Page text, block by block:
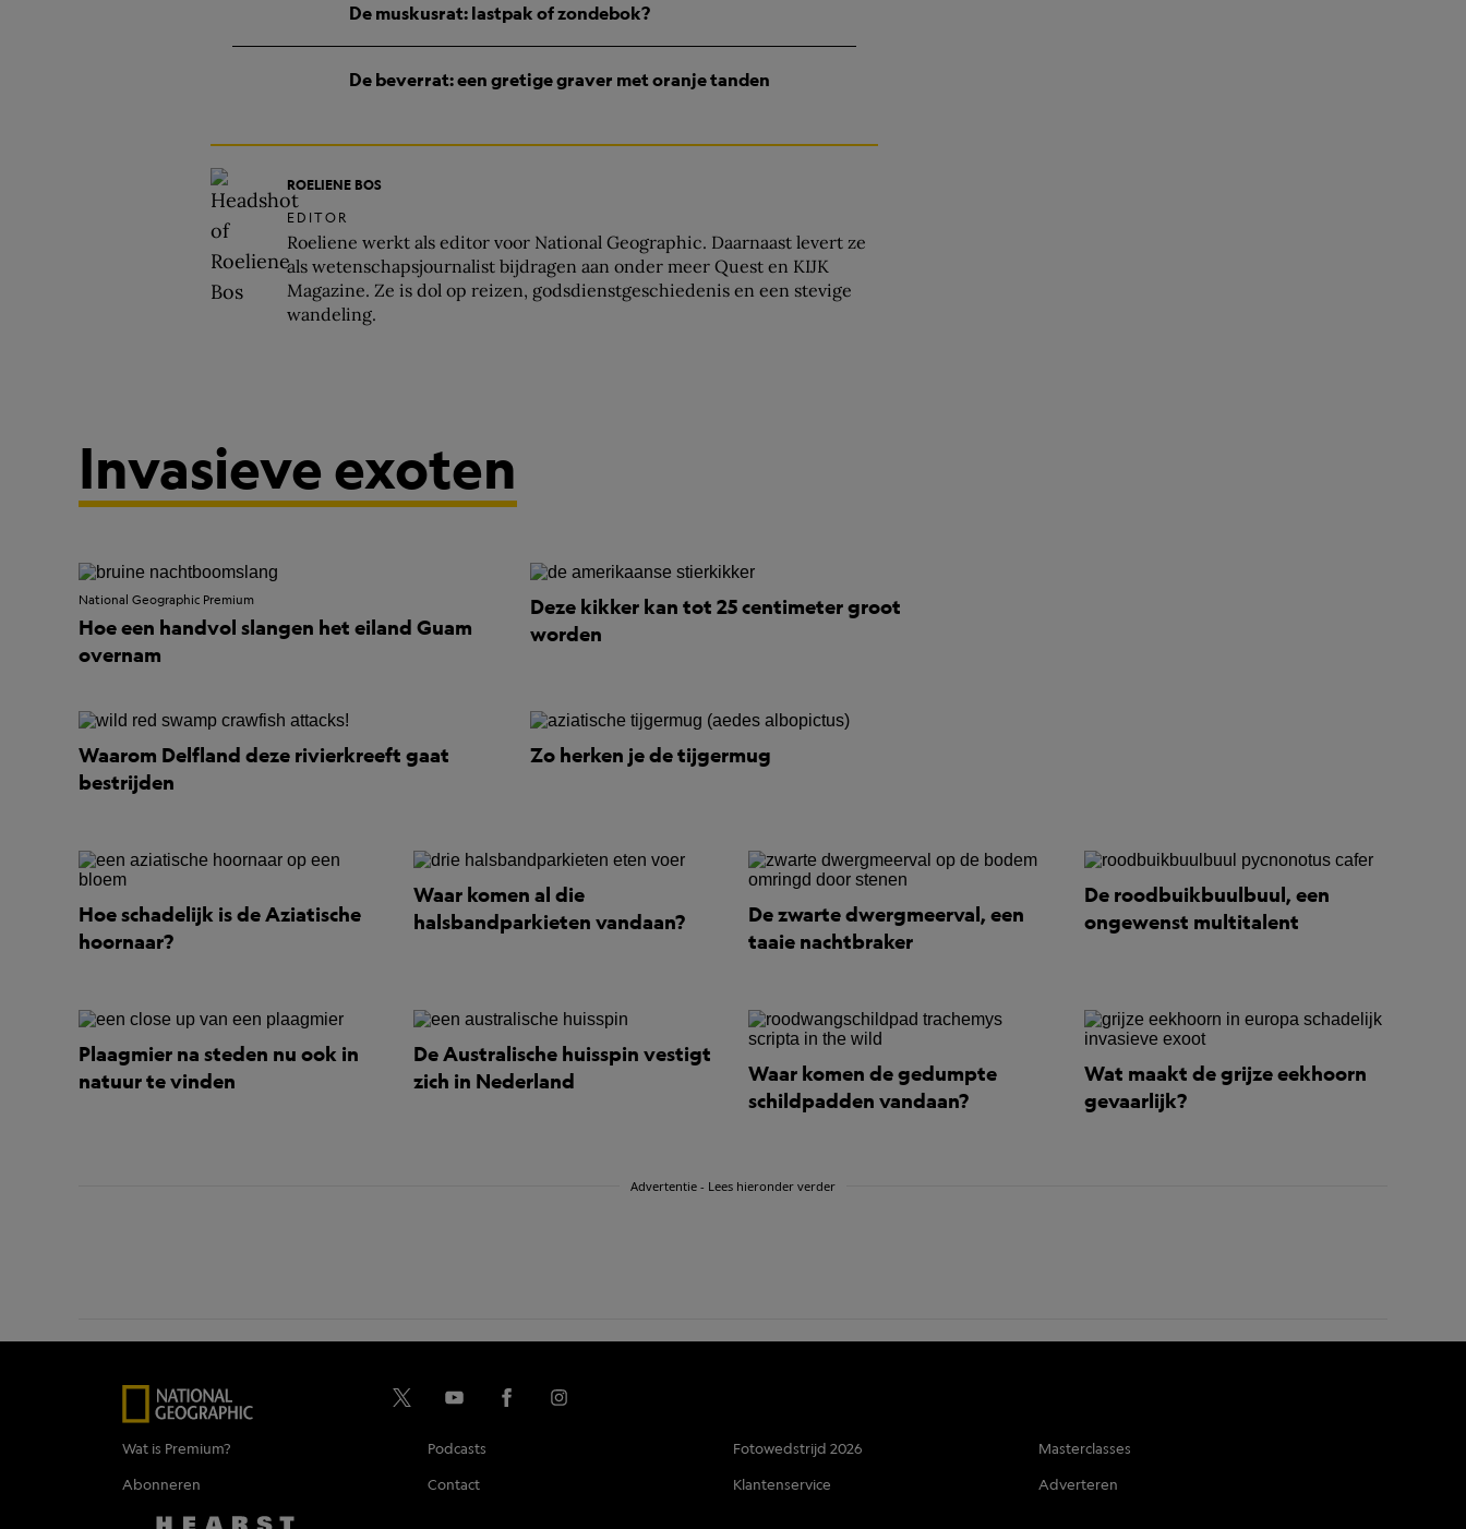
De muskusrat: lastpak of zondebok?
De beverrat: een gretige graver met oranje tanden
ROELIENE BOS
EDITOR
Roeliene werkt als editor voor National Geographic. Daarnaast levert ze
als wetenschapsjournalist bijdragen aan onder meer Quest en KIJK
Magazine. Ze is dol op reizen, godsdienstgeschiedenis en een stevige
wandeling.
Invasieve exoten
National Geographic Premium
Hoe een handvol slangen het eiland Guam
overnam
Deze kikker kan tot 25 centimeter groot
worden
Waarom Delfland deze rivierkreeft gaat
bestrijden
Zo herken je de tijgermug
Hoe schadelijk is de Aziatische
hoornaar?
Waar komen al die
halsbandparkieten vandaan?
De zwarte dwergmeerval, een
taaie nachtbraker
De roodbuikbuulbuul, een
ongewenst multitalent
Plaagmier na steden nu ook in
natuur te vinden
De Australische huisspin vestigt
zich in Nederland
Waar komen de gedumpte
schildpadden vandaan?
Wat maakt de grijze eekhoorn
gevaarlijk?
Advertentie - Lees hieronder verder
Wat is Premium? Podcasts Fotowedstrijd 2026
Masterclasses
Abonneren
Contact Klantenservice Adverteren